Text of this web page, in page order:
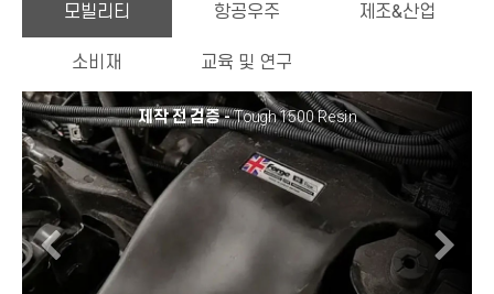
모빌리티 항공우주 제조&산업
소비재 교육 및 연구
제작 전 검증 -Tough 1500 Resin
Previous